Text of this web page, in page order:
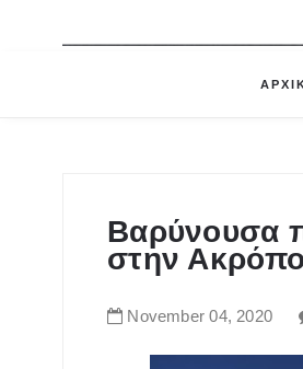
Βαρύνουσα
στην
November 04, 2020